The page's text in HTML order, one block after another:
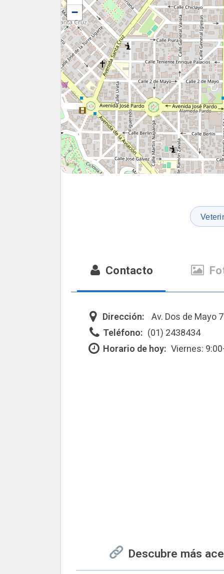
−
Contacto
Dirección:
Av. Dos de Mayo
Teléfono: (01) 2438434
Horario de hoy: Viernes:
Descubre más